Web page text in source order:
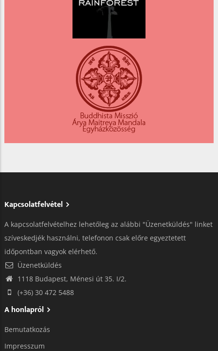
Kapcsolatfelvétel
A kapcsolatfelvételhez lehetőleg az alábbi "Üzenetküldés" linket
szíveskedjék használni, telefonon csak előre egyeztetett
időpontban vagyok elérhető.
Üzenetküldés
1118 Budapest, Ménesi út 35. I/2.
(+36) 30 472 5488
A honlapról
Bemutatkozás
Impresszum